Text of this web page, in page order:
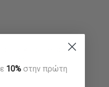
tracking the product
10% στην πρώτη